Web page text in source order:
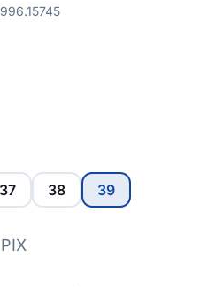
37 38 39